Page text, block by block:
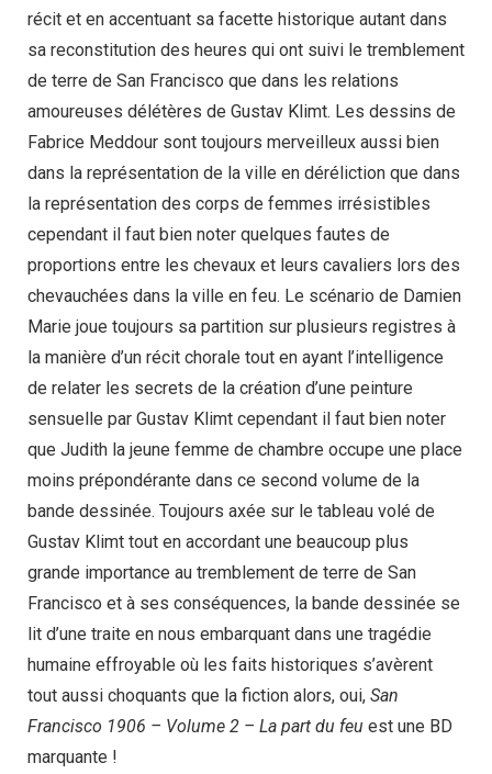
récit et en accentuant sa facette historique autant dans
sa reconstitution des heures qui ont suivi le tremblement
de terre de San Francisco que dans les relations
amoureuses délétères de Gustav Klimt. Les dessins de
Fabrice Meddour sont toujours merveilleux aussi bien
dans la représentation de la ville en déréliction que dans
la représentation des corps de femmes irrésistibles
cependant il faut bien noter quelques fautes de
proportions entre les chevaux et leurs cavaliers lors des
chevauchées dans la ville en feu. Le scénario de Damien
Marie joue toujours sa partition sur plusieurs registres à
la manière d’un récit chorale tout en ayant l’intelligence
de relater les secrets de la création d’une peinture
sensuelle par Gustav Klimt cependant il faut bien noter
que Judith la jeune femme de chambre occupe une place
moins prépondérante dans ce second volume de la
bande dessinée. Toujours axée sur le tableau volé de
Gustav Klimt tout en accordant une beaucoup plus
grande importance au tremblement de terre de San
Francisco et à ses conséquences, la bande dessinée se
lit d’une traite en nous embarquant dans une tragédie
humaine effroyable où les faits historiques s’avèrent
tout aussi choquants que la fiction alors, oui, San
Francisco 1906 – Volume 2 – La part du feu est une BD
marquante !